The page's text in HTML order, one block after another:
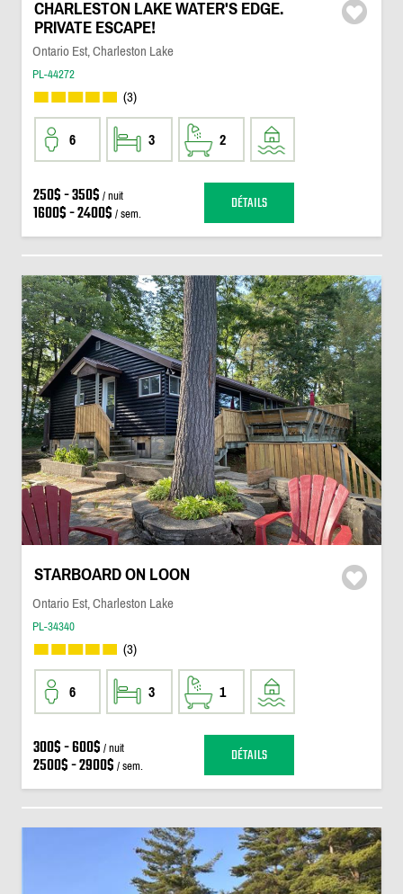
CHARLESTON LAKE WATER'S EDGE.
PRIVATE ESCAPE!
Ontario Est, Charleston Lake
PL-44272
(3)
6 3 2
250$ - 350$ / nuit
1600$ - 2400$ / sem. DÉTAILS
STARBOARD ON LOON
Ontario Est, Charleston Lake
PL-34340
(3)
6 3 1
300$ - 600$ / nuit
2500$ - 2900$ / sem. DÉTAILS